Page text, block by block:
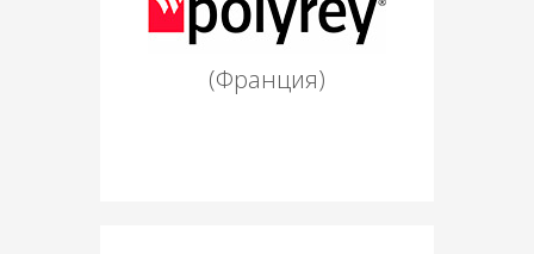
(Франция)